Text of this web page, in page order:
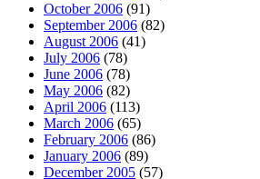
October 2006 (91)
September 2006 (82)
August 2006 (41)
July 2006 (78)
June 2006 (78)
May 2006 (82)
April 2006 (113)
March 2006 (65)
February 2006 (86)
January 2006 (89)
December 2005 (57)